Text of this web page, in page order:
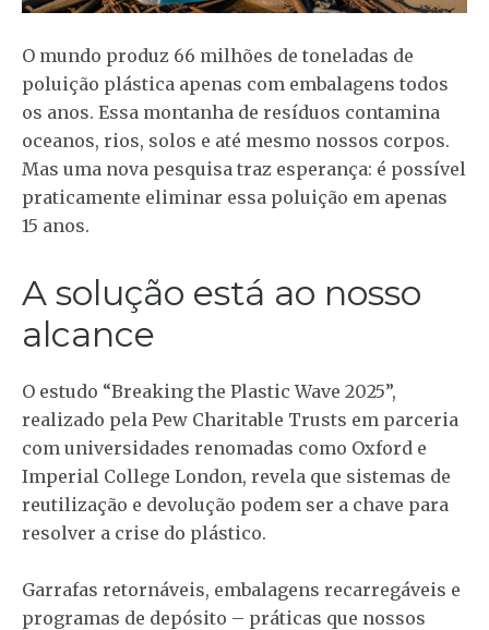
O mundo produz 66 milhões de toneladas de
poluição plástica apenas com embalagens todos
os anos. Essa montanha de resíduos contamina
oceanos, rios, solos e até mesmo nossos corpos.
Mas uma nova pesquisa traz esperança: é possível
praticamente eliminar essa poluição em apenas
15 anos.
A solução está ao nosso
alcance
O estudo “Breaking the Plastic Wave 2025”,
realizado pela Pew Charitable Trusts em parceria
com universidades renomadas como Oxford e
Imperial College London, revela que sistemas de
reutilização e devolução podem ser a chave para
resolver a crise do plástico.
Garrafas retornáveis, embalagens recarregáveis e
programas de depósito – práticas que nossos